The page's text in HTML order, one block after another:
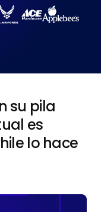
su pila
es
lo hace